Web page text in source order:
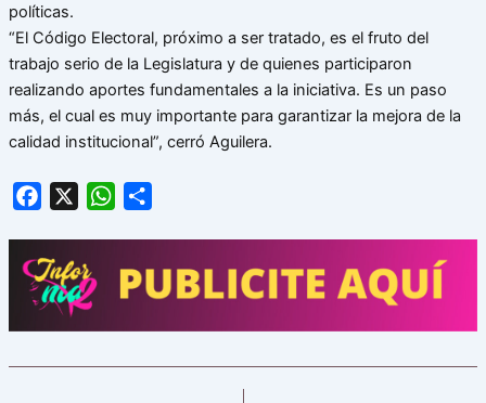
políticas.
“El Código Electoral, próximo a ser tratado, es el fruto del
trabajo serio de la Legislatura y de quienes participaron
realizando aportes fundamentales a la iniciativa. Es un paso
más, el cual es muy importante para garantizar la mejora de la
calidad institucional”, cerró Aguilera.
Facebook WhatsApp